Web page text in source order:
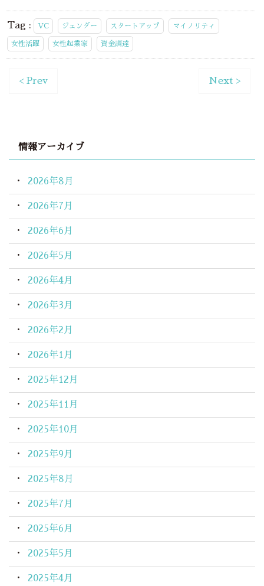
Tag : VC ジェンダー スタートアップ マイノリティ
女性活躍 女性起業家 資金調達
< Prev Next >
情報アーカイブ
2026年8月
2026年7月
2026年6月
2026年5月
2026年4月
2026年3月
2026年2月
2026年1月
2025年12月
2025年11月
2025年10月
2025年9月
2025年8月
2025年7月
2025年6月
2025年5月
2025年4月